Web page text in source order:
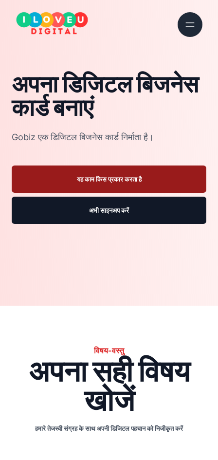
अपना डिजिटल बिजनेस
कार्ड बनाएं
Gobiz एक डिजिटल बिजनेस कार्ड निर्माता है।
यह काम किस प्रकार करता है
अभी साइनअप करें
विषय-वस्तु
अपना सही विषय
खोजें
हमारे तेजस्वी संग्रह के साथ अपनी डिजिटल पहचान को निजीकृत करें